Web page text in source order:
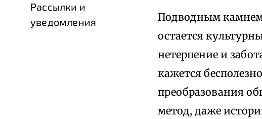
Рассылки и
уведомления
Подводным
остается
нетерпение и
кажется
преобразования
метод, даже